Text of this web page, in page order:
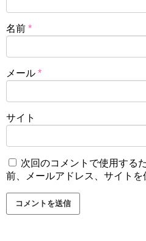
名前 *
メール *
サイト
次回のコメントで使用する
前、メールアドレス、サイトを